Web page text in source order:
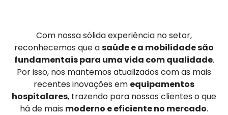
Com nossa sólida experiência no setor,
reconhecemos que asaúde e a mobilidade são
fundamentais para uma vida com qualidade.
Por isso, nos mantemos atualizados com as mais
recentes inovações em equipamentos
hospitalares, trazendo para nossos clientes o que
há de mais moderno e eficiente no mercado.